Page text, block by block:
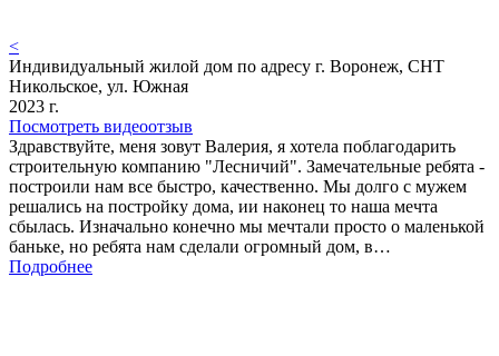
<
Индивидуальный жилой дом по адресу г. Воронеж, СНТ
Никольское, ул. Южная
2023 г.
Посмотреть видеоотзыв
Здравствуйте, меня зовут Валерия, я хотела поблагодарить
строительную компанию "Лесничий". Замечательные ребята -
построили нам все быстро, качественно. Мы долго с мужем
решались на постройку дома, ии наконец то наша мечта
сбылась. Изначально конечно мы мечтали просто о маленькой
баньке, но ребята нам сделали огромный дом, в…
Подробнее